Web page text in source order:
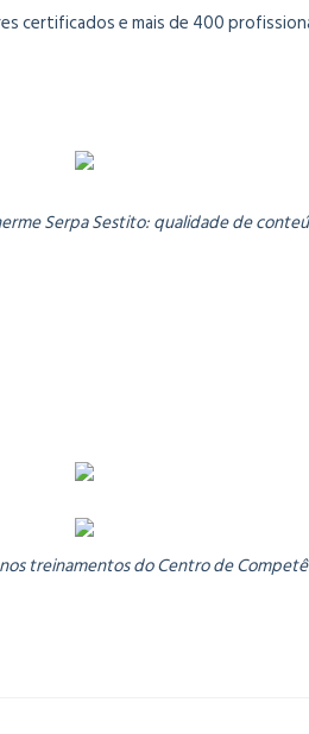
certificados e mais de 400
Serpa Sestito: qualidade de
treinamentos do Centro de